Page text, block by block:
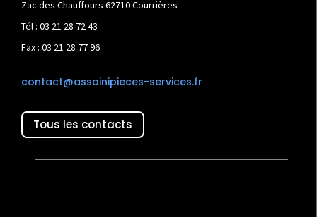
Zac des Chauffours 62710 Courrières
Tél : 03 21 28 72 43
Fax : 03 21 28 77 96
contact@assainipieces-services.fr
Tous les contacts